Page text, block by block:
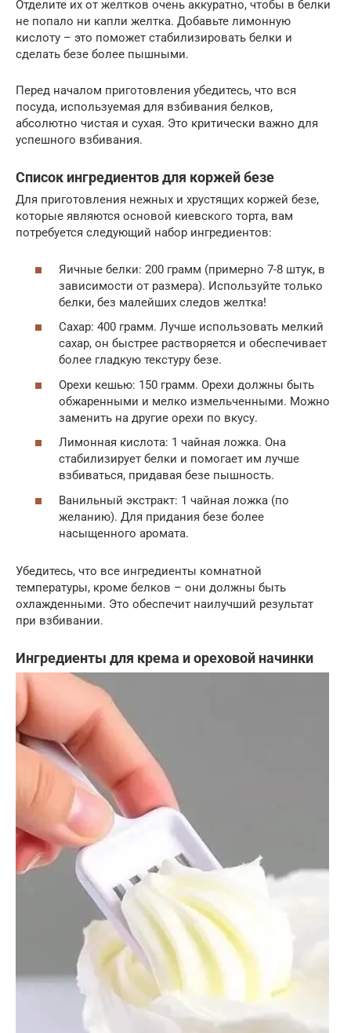
Отделите их от желтков очень аккуратно, чтобы в белки
не попало ни капли желтка. Добавьте лимонную
кислоту – это поможет стабилизировать белки и
сделать безе более пышными.
Перед началом приготовления убедитесь, что вся
посуда, используемая для взбивания белков,
абсолютно чистая и сухая. Это критически важно для
успешного взбивания.
Список ингредиентов для коржей безе
Для приготовления нежных и хрустящих коржей безе,
которые являются основой киевского торта, вам
потребуется следующий набор ингредиентов:
Яичные белки: 200 грамм (примерно 7-8 штук, в
зависимости от размера). Используйте только
белки, без малейших следов желтка!
Сахар: 400 грамм. Лучше использовать мелкий
сахар, он быстрее растворяется и обеспечивает
более гладкую текстуру безе.
Орехи кешью: 150 грамм. Орехи должны быть
обжаренными и мелко измельченными. Можно
заменить на другие орехи по вкусу.
Лимонная кислота: 1 чайная ложка. Она
стабилизирует белки и помогает им лучше
взбиваться, придавая безе пышность.
Ванильный экстракт: 1 чайная ложка (по
желанию). Для придания безе более
насыщенного аромата.
Убедитесь, что все ингредиенты комнатной
температуры, кроме белков – они должны быть
охлажденными. Это обеспечит наилучший результат
при взбивании.
Ингредиенты для крема и ореховой начинки